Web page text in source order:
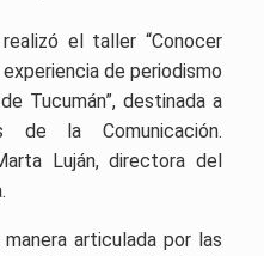
el taller “Conocer
de periodismo
Tucumán”, destinada a
de la Comunicación.
Luján, directora del
articulada por las